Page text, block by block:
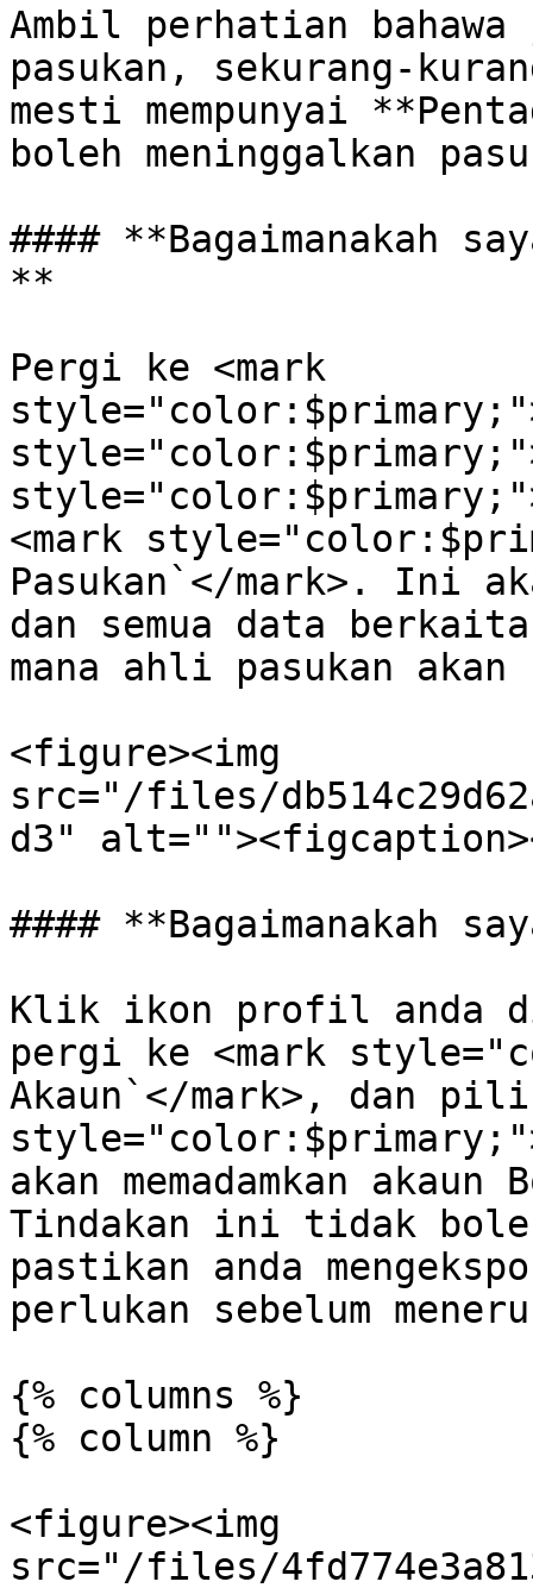
Ambil perhatian
pasukan, sekurang-
mesti mempunyai
boleh meninggalkan
#### **Bagaimanakah
**
Pergi ke <mark
<mark
Pasukan`</mark>. Ini
dan semua data
mana ahli pasukan
<figure><img
src="/files/
d3"
#### **Bagaimanakah
Klik ikon profil anda
pergi ke <mark
Akaun`</mark>, dan
akan memadamkan
Tindakan ini tidak
pastikan anda
perlukan sebelum
{% columns %}
{% column %}
<figure><img
src="/files/